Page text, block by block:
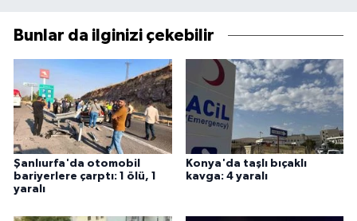
Bunlar da ilginizi çekebilir
Şanlıurfa'da otomobil
bariyerlere çarptı: 1 ölü, 1
yaralı
Konya'da taşlı bıçaklı
kavga: 4 yaralı